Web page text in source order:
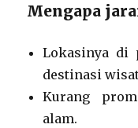
Mengapa
Lokasinya di
destinasi
Kurang
alam.